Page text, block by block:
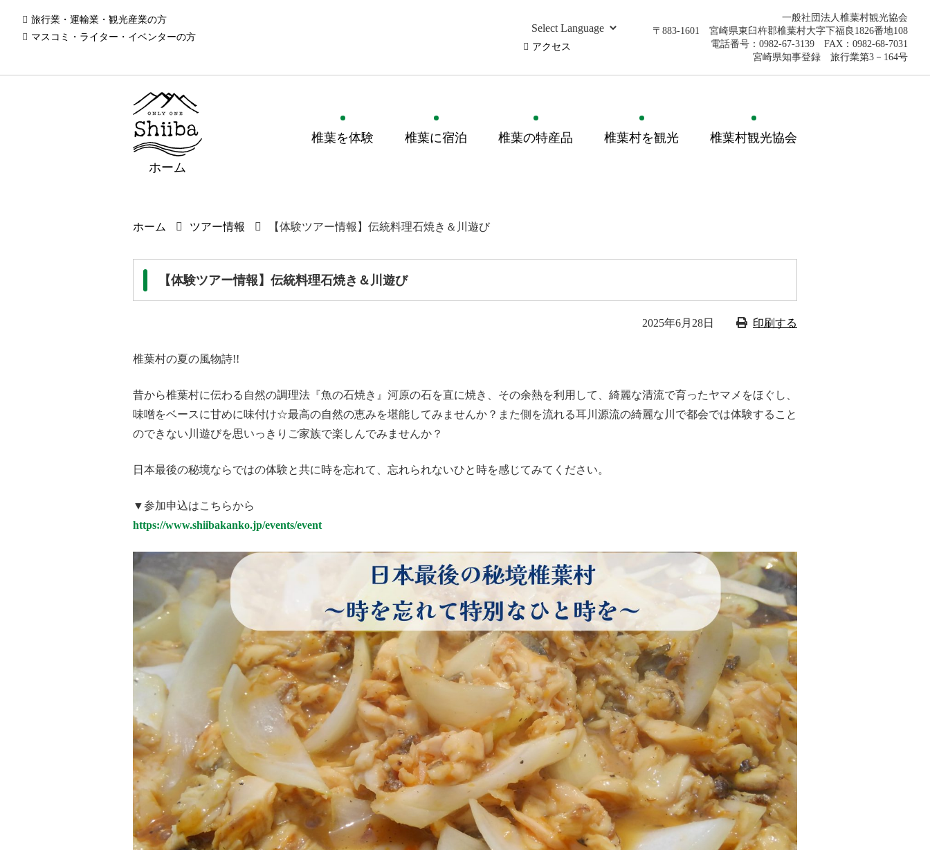
旅行業・運輸業・観光産業の方
マスコミ・ライター・イベンターの方
アクセス
一般社団法人椎葉村観光協会
〒883-1601 宮崎県東臼杵郡椎葉村大字下福良1826番地108
電話番号：0982-67-3139 FAX：0982-68-7031
宮崎県知事登録 旅行業第3－164号
ホーム
椎葉を体験 椎葉に宿泊 椎葉の特産品 椎葉村を観光 椎葉村観光協会
ホーム ツアー情報 【体験ツアー情報】伝統料理石焼き＆川遊び
【体験ツアー情報】伝統料理石焼き＆川遊び
2025年6月28日 印刷する
椎葉村の夏の風物詩!!
昔から椎葉村に伝わる自然の調理法『魚の石焼き』河原の石を直に焼き、その余熱を利用して、綺麗な清流で育ったヤマメをほぐし、
味噌をベースに甘めに味付け☆最高の自然の恵みを堪能してみませんか？また側を流れる耳川源流の綺麗な川で都会では体験すること
のできない川遊びを思いっきりご家族で楽しんでみませんか？
日本最後の秘境ならではの体験と共に時を忘れて、忘れられないひと時を感じてみてください。
▼参加申込はこちらから
https://www.shiibakanko.jp/events/event